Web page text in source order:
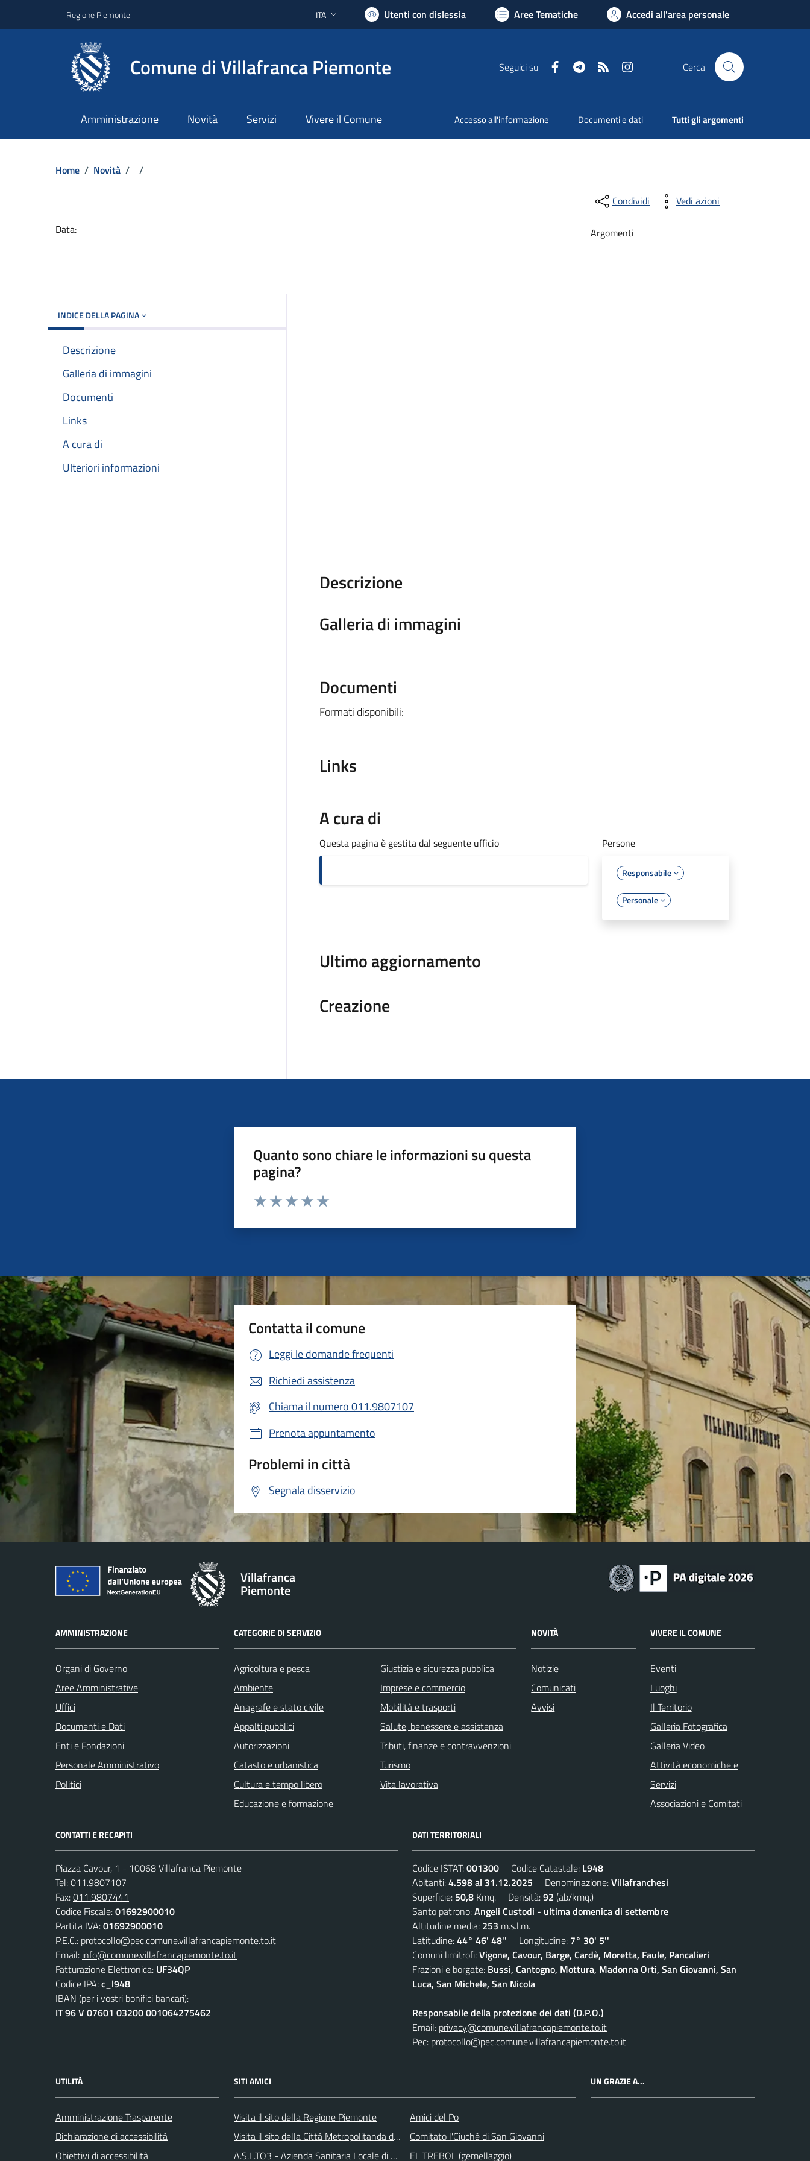
Regione Piemonte Lingua attiva:
ITA Utenti con dislessia Aree Tematiche Accedi all'area personale
Comune di Villafranca Piemonte Seguici su FacebookTelegramRSS Cerca
Amministrazione Novità Servizi Vivere il Comune Accesso all'informazione Documenti e dati Tutti gli argomenti
Home / Novità / /
Data:
Condividi Vedi azioni
Argomenti
INDICE DELLA PAGINA
Descrizione
Galleria di immagini
Documenti
Links
A cura di
Ulteriori informazioni
Descrizione
Galleria di immagini
Documenti
Formati disponibili:
Links
A cura di
Questa pagina è gestita dal seguente ufficio Persone
Responsabile
Personale
Ultimo aggiornamento
Creazione
Quanto sono chiare le informazioni su questa
pagina?
Valuta da 1 a 5 stelle la pagina
Contatta il comune
Leggi le domande frequenti
Richiedi assistenza
Chiama il numero 011.9807107
Prenota appuntamento
Problemi in città
Segnala disservizio
Villafranca
Piemonte
AMMINISTRAZIONE
Organi di Governo
Aree Amministrative
Uffici
Documenti e Dati
Enti e Fondazioni
Personale Amministrativo
Politici
CATEGORIE DI SERVIZIO
Agricoltura e pesca
Ambiente
Anagrafe e stato civile
Appalti pubblici
Autorizzazioni
Catasto e urbanistica
Cultura e tempo libero
Educazione e formazione
Giustizia e sicurezza pubblica
Imprese e commercio
Mobilità e trasporti
Salute, benessere e assistenza
Tributi, finanze e contravvenzioni
Turismo
Vita lavorativa
NOVITÀ
Notizie
Comunicati
Avvisi
VIVERE IL COMUNE
Eventi
Luoghi
Il Territorio
Galleria Fotografica
Galleria Video
Attività economiche e
Servizi
Associazioni e Comitati
CONTATTI E RECAPITI
Piazza Cavour, 1 - 10068 Villafranca Piemonte
Tel:011.9807107
Fax:011.9807441
Codice Fiscale:01692900010
Partita IVA:01692900010
P.E.C.: protocollo@pec.comune.villafrancapiemonte.to.it
Email: info@comune.villafrancapiemonte.to.it
Fatturazione Elettronica: UF34QP
Codice IPA:c_l948
IBAN (per i vostri bonifici bancari):
IT 96 V 07601 03200 001064275462
DATI TERRITORIALI
Codice ISTAT:001300 Codice Catastale: L948
Abitanti:4.598 al 31.12.2025 Denominazione:Villafranchesi
Superficie: 50,8 Kmq. Densità:92 (ab/kmq.)
Santo patrono:Angeli Custodi - ultima domenica di settembre
Altitudine media: 253 m.s.l.m.
Latitudine:44° 46' 48'' Longitudine: 7° 30' 5''
Comuni limitrofi:Vigone, Cavour, Barge, Cardè, Moretta, Faule, Pancalieri
Frazioni e borgate: Bussi, Cantogno, Mottura, Madonna Orti, San Giovanni, San
Luca, San Michele, San Nicola
Responsabile della protezione dei dati (D.P.O.)
Email: privacy@comune.villafrancapiemonte.to.it
Pec: protocollo@pec.comune.villafrancapiemonte.to.it
UTILITÀ
Amministrazione Trasparente
Dichiarazione di accessibilità
Obiettivi di accessibilità
SITI AMICI
Visita il sito della Regione Piemonte
Visita il sito della Città Metropolitanda di Torino
A.S.L.TO3 - Azienda Sanitaria Locale di Collegno e Pinerolo
Amici del Po
Comitato l'Ciuchè di San Giovanni
EL TREBOL (gemellaggio)
UN GRAZIE A...